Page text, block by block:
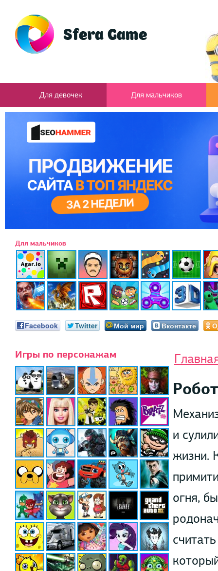
Для девочек Для мальчиков
Для мальчиков
Facebook Twitter Мой мир Вконтакте
Игры по персонажам
и
жизни.
огня,